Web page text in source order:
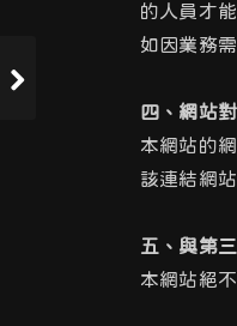
的人員才
如因業務
四、網站
本網站的
該連結網
五、與第
本網站絕